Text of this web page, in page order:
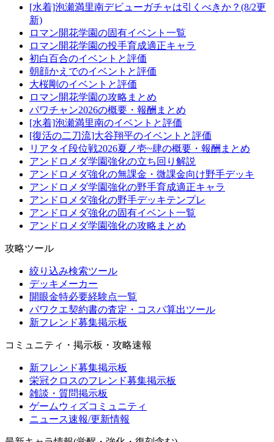
[水着]泡瀬満里南デビューガチャは引くべきか？(8/2更
新)
ロマン開花学園の固有イベント一覧
ロマン開花学園の投手育成適正キャラ
初白百合のイベントと評価
朝顔かえでのイベントと評価
大桜剛のイベントと評価
ロマン開花学園の攻略まとめ
パワチャン2026の概要・報酬まとめ
[水着]泡瀬満里南のイベントと評価
[復活の二刀流]大谷翔平のイベントと評価
リアタイ段位戦2026夏ノ壱~肆の概要・報酬まとめ
アンドロメダ学園強化の立ち回り解説
アンドロメダ強化の無課金・微課金向け野手デッキ
アンドロメダ学園強化の野手育成適正キャラ
アンドロメダ強化の野手デッキテンプレ
アンドロメダ強化の固有イベント一覧
アンドロメダ学園強化の攻略まとめ
攻略ツール
絞り込み検索ツール
デッキメーカー
開眼金特必要経験点一覧
パワクエ契約書の査定・コスパ算出ツール
新フレンド募集掲示板
コミュニティ・掲示板・攻略速報
新フレンド募集掲示板
栄冠クロスのフレンド募集掲示板
雑談・質問掲示板
ゲームウィズコミュニティ
ニュース速報/更新情報